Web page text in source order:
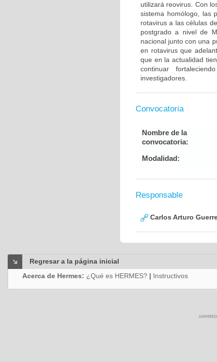
utilizará reovirus. Con
sistema homólogo, las
rotavirus a las células
postgrado a nivel de
nacional junto con una
en rotavirus que
que en la actualidad
continuar
investigadores.
Convocatoria
Nombre de la
convocatoria:
Modalidad:
Responsable
Carlos Arturo
Regresar a la página inicial
Acerca de Hermes: ¿Qué es HERMES? | Instructivos